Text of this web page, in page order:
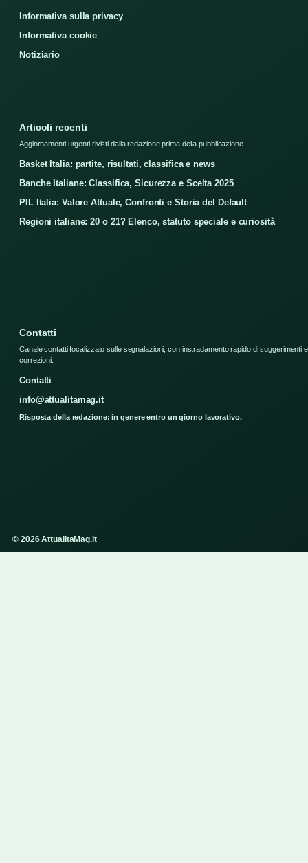
Informativa sulla privacy
Informativa cookie
Notiziario
Articoli recenti
Aggiornamenti urgenti rivisti dalla redazione prima della pubblicazione.
Basket Italia: partite, risultati, classifica e news
Banche Italiane: Classifica, Sicurezza e Scelta 2025
PIL Italia: Valore Attuale, Confronti e Storia del Default
Regioni italiane: 20 o 21? Elenco, statuto speciale e curiosità
Contatti
Canale contatti focalizzato sulle segnalazioni, con instradamento rapido di suggerimenti e
correzioni.
Contatti
info@attualitamag.it
Risposta della redazione: in genere entro un giorno lavorativo.
© 2026 AttualitaMag.it